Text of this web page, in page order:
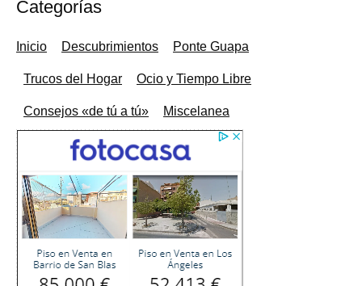
Categorías
Inicio Descubrimientos Ponte Guapa
Trucos del Hogar Ocio y Tiempo Libre
Consejos «de tú a tú» Miscelanea